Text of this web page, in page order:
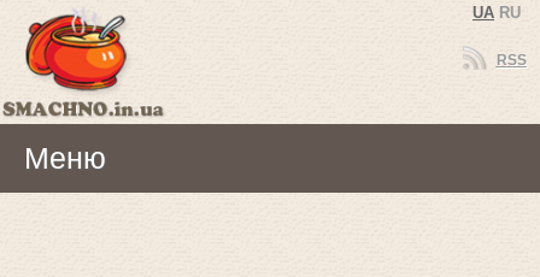
RSS
Меню
UA RU